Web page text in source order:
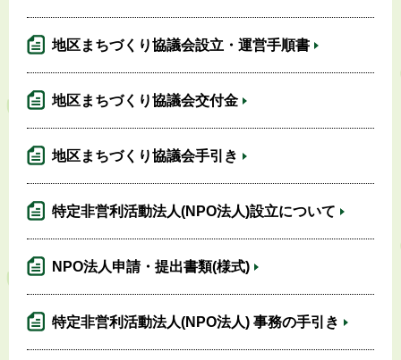
地区まちづくり協議会設立・運営手順書
地区まちづくり協議会交付金
地区まちづくり協議会手引き
特定非営利活動法人(NPO法人)設立について
NPO法人申請・提出書類(様式)
特定非営利活動法人(NPO法人) 事務の手引き